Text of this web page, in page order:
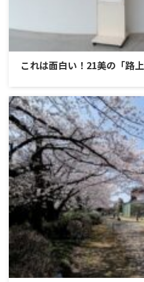
これは面白い！21美の「路